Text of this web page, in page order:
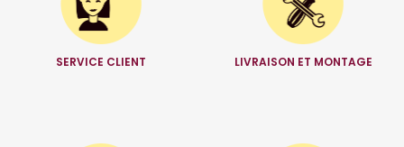
SERVICE CLIENT LIVRAISON ET MONTAGE